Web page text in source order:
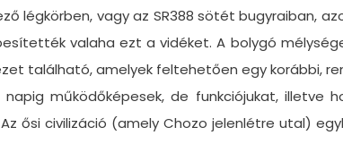
légkörben, vagy az SR388 sötét bugyraiban,
valaha ezt a vidéket. A bolygó
található, amelyek feltehetően egy korábbi,
működőképesek, de funkciójukat, illetve
ősi civilizáció (amely Chozo jelenlétre utal)